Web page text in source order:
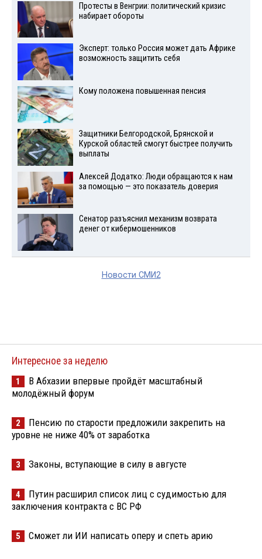
Протесты в Венгрии: политический кризис
набирает обороты
Эксперт: только Россия может дать Африке
возможность защитить себя
Кому положена повышенная пенсия
Защитники Белгородской, Брянской и
Курской областей смогут быстрее получить
выплаты
Алексей Додатко: Люди обращаются к нам
за помощью — это показатель доверия
Сенатор разъяснил механизм возврата
денег от кибермошенников
Новости СМИ2
Интересное за неделю
1
В Абхазии впервые пройдёт масштабный
молодёжный форум
2
Пенсию по старости предложили закрепить на
уровне не ниже 40% от заработка
3 Законы, вступающие в силу в августе
4
Путин расширил список лиц с судимостью для
заключения контракта с ВС РФ
5 Сможет ли ИИ написать оперу и спеть арию